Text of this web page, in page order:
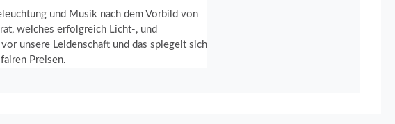
und Musik nach dem Vorbild von
welches erfolgreich Licht-, und
unsere Leidenschaft und das spiegelt sich
Preisen.